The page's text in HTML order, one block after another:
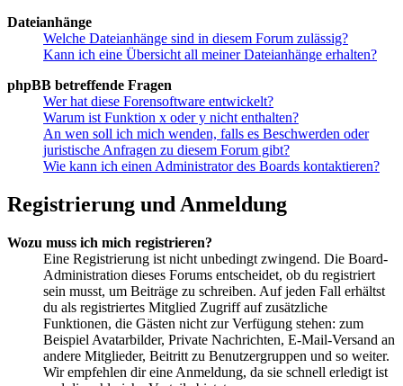
Dateianhänge
Welche Dateianhänge sind in diesem Forum zulässig?
Kann ich eine Übersicht all meiner Dateianhänge erhalten?
phpBB betreffende Fragen
Wer hat diese Forensoftware entwickelt?
Warum ist Funktion x oder y nicht enthalten?
An wen soll ich mich wenden, falls es Beschwerden oder
juristische Anfragen zu diesem Forum gibt?
Wie kann ich einen Administrator des Boards kontaktieren?
Registrierung und Anmeldung
Wozu muss ich mich registrieren?
Eine Registrierung ist nicht unbedingt zwingend. Die Board-
Administration dieses Forums entscheidet, ob du registriert
sein musst, um Beiträge zu schreiben. Auf jeden Fall erhältst
du als registriertes Mitglied Zugriff auf zusätzliche
Funktionen, die Gästen nicht zur Verfügung stehen: zum
Beispiel Avatarbilder, Private Nachrichten, E-Mail-Versand an
andere Mitglieder, Beitritt zu Benutzergruppen und so weiter.
Wir empfehlen dir eine Anmeldung, da sie schnell erledigt ist